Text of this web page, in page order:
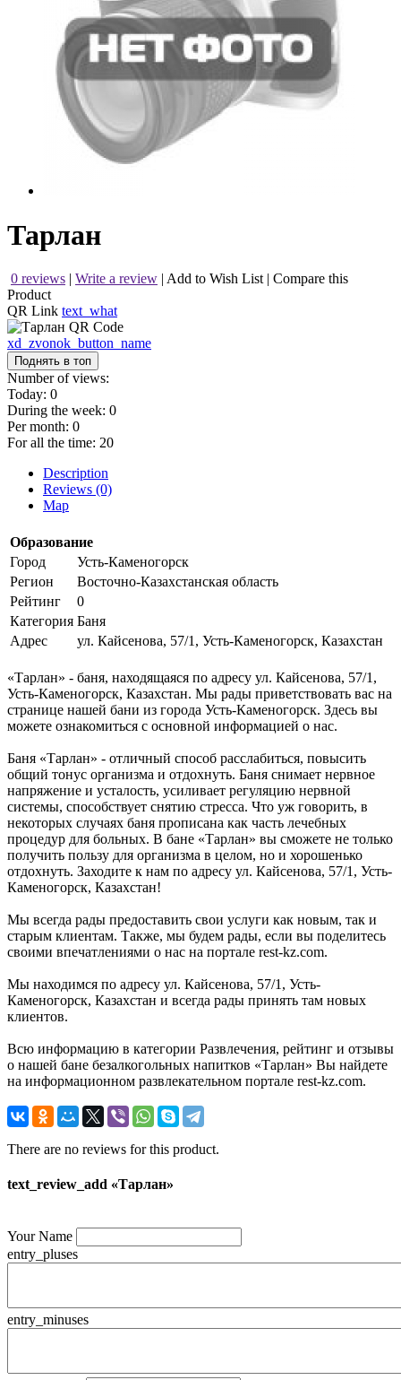
Тарлан
0 reviews | Write a review | Add to Wish List | Compare this
Product
QR Link text_what
xd_zvonok_button_name
Поднять в топ
Number of views:
Today: 0
During the week: 0
Per month: 0
For all the time: 20
Description
Reviews (0)
Map
Образование
Город
Усть-Каменогорск
Регион
Восточно-Казахстанская область
Рейтинг
0
Категория Баня
Адрес
ул. Кайсенова, 57/1, Усть-Каменогорск, Казахстан
«Тарлан» - баня, находящаяся по адресу ул. Кайсенова, 57/1,
Усть-Каменогорск, Казахстан. Мы рады приветствовать вас на
странице нашей бани из города Усть-Каменогорск. Здесь вы
можете ознакомиться с основной информацией о нас.
Баня «Тарлан» - отличный способ расслабиться, повысить
общий тонус организма и отдохнуть. Баня снимает нервное
напряжение и усталость, усиливает регуляцию нервной
системы, способствует снятию стресса. Что уж говорить, в
некоторых случаях баня прописана как часть лечебных
процедур для больных. В бане «Тарлан» вы сможете не только
получить пользу для организма в целом, но и хорошенько
отдохнуть. Заходите к нам по адресу ул. Кайсенова, 57/1, Усть-
Каменогорск, Казахстан!
Мы всегда рады предоставить свои услуги как новым, так и
старым клиентам. Также, мы будем рады, если вы поделитесь
своими впечатлениями о нас на портале rest-kz.com.
Мы находимся по адресу ул. Кайсенова, 57/1, Усть-
Каменогорск, Казахстан и всегда рады принять там новых
клиентов.
Всю информацию в категории Развлечения, рейтинг и отзывы
о нашей бане безалкогольных напитков «Тарлан» Вы найдете
на информационном развлекательном портале rest-kz.com.
There are no reviews for this product.
text_review_add «Тарлан»
Your Name
entry_pluses
entry_minuses